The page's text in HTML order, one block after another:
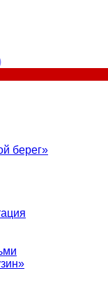
берег»